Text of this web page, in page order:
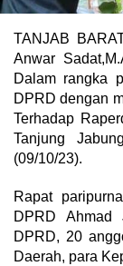
TANJAB
Anwar
Dalam rangka
DPRD dengan
Terhadap
Tanjung
(09/10/23).
Rapat
DPRD
DPRD, 20
Daerah, para